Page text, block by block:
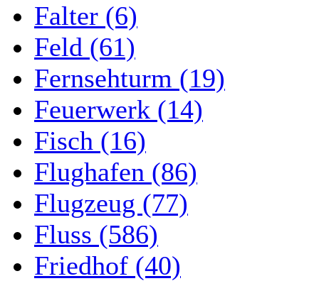
Falter (6)
Feld (61)
Fernsehturm (19)
Feuerwerk (14)
Fisch (16)
Flughafen (86)
Flugzeug (77)
Fluss (586)
Friedhof (40)